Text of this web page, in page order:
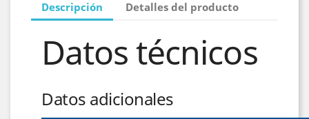
Descripción Detalles del producto
Datos técnicos
Datos adicionales